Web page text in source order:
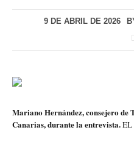
9 DE ABRIL DE 2026
Mariano Hernández, consejero de
Canarias, durante la entrevista.EL